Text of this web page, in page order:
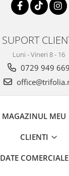
SUPORT
Luni - Vineri 8 - 16
0729 949 669
MAGAZINUL MEU
CLIENTI
DATE COMERCIALE